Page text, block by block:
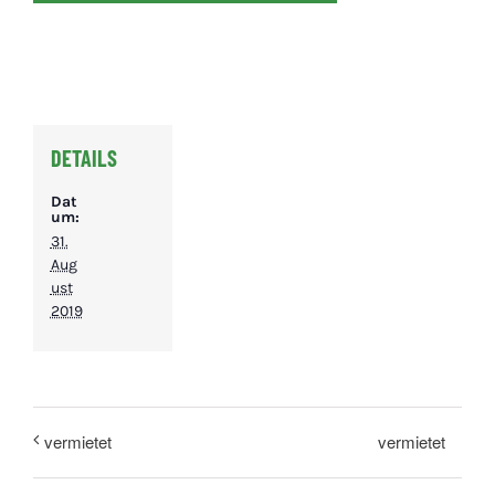
DETAILS
Dat
um:
31.
Aug
ust
2019
vermietet vermietet